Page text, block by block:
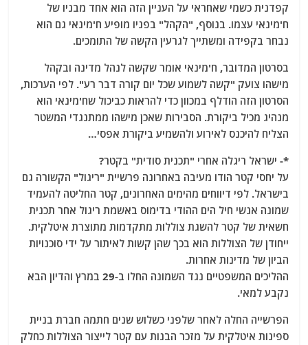
קפדנית כשמי שאחראי על העניין הזה הוא אחד מבניו של
ח'מינאי עצמו. בנוסף, "הקהל" בפניו מופיע ח'מינאי גם הוא
נבחר בקפידה ומשתייך לגרעין הקשה של התומכים.
בסרטון המדובר, ח'מינאי אומר שקשה לנהל מדינה ובקהל
מישהו צועק "קשה לשמוע שכל יום קורה דבר רע". לפי הערכות,
הסרטון הזה הודלף במכוון כדי להראות כביכול שח'מינאי הוא
מנהיג מכיל ביקורת. הסבירות שאכן מישהו ממתנגדי המשטר
הצליח להיכנס לאירוע ולהשמיע ביקורת אפסי…
*- ישראל ריגלה אחרי "תכנית סודית" בקטר?
על יחסי קטר הודו מעיבה באחרונה פרשיית "ריגול" הקשורה גם
בישראל. לפי דיווחים מהימים האחרונים, קטר החליטה להעמיד
שמונה אנשי חיל הים ההודי בדימוס באשמת ריגול אחר תכנית
חשאית של קטר להשגת צוללות מתקדמות מתוצרת איטלקית.
ייחודן של הצוללות הוא בכך שהן קשות לאיתור על ידי סוכנויות
הביון של מדינות אחרות.
ההליכים המשפטיים נגד השמונה החלו ב-29 במרץ והדיון הבא
נקבע למאי.
הפרשייה החלה לאחר שלפני כשלוש שנים חתמה חברת בניית
ספינות איטלקית על מזכר הבנות עם קטר לייצור הצוללות כחלק